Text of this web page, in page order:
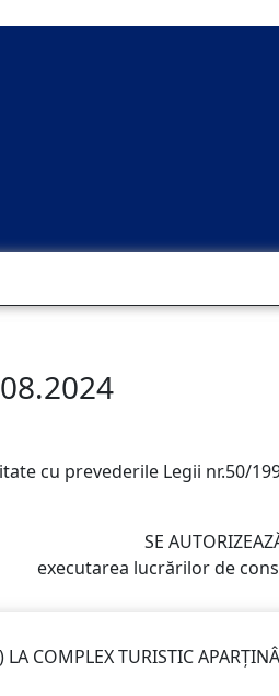
cu prevederile Legii nr.50/
SE
executarea lucrărilor de
LA COMPLEX TURISTIC